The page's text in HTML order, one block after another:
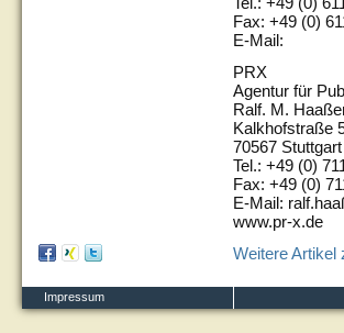
Fax: +49 (0)
E-Mail:
PRX
Agentur für
Ralf. M.
Kalkhofstraße
70567 Stuttgart
Tel.: +49 (0)
Fax: +49 (0)
E-Mail:
www.pr-x.de
Weitere Artikel
Impressum